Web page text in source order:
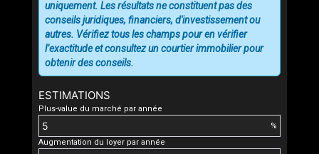
ESTIMATIONS
Plus-value du marché par année
%
Augmentation du loyer par année
uniquement. Les résultats ne constituent pas des
conseils juridiques, financiers, d'investissement ou
autres. Vérifiez tous les champs pour en vérifier
l’exactitude et consultez un courtier immobilier pour
obtenir des conseils.